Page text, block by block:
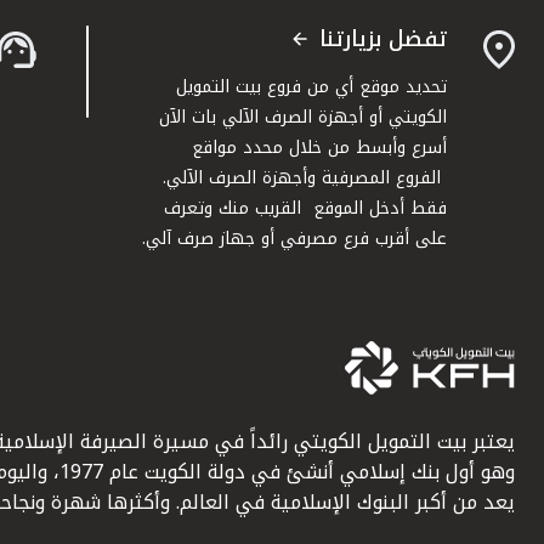
تفضل بزيارتنا
تحديد موقع أي من فروع بيت التمويل
الكويتي أو أجهزة الصرف الآلي بات الآن
أسرع وأبسط من خلال محدد مواقع
الفروع المصرفية وأجهزة الصرف الآلي.
فقط أدخل الموقع القريب منك وتعرف
على أقرب فرع مصرفي أو جهاز صرف آلي.
يعتبر بيت التمويل الكويتي رائداً في مسيرة الصيرفة
وهو أول بنك إسلامي أنشئ في دولة الكويت عام
يعد من أكبر البنوك الإسلامية في العالم. وأكثرها شهرة